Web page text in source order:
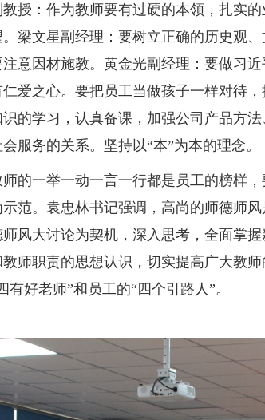
授：作为教师要有过硬的本领，扎实
梁文星副经理：要树立正确的历史观
意因材施教。黄金光副经理：要做习
爱之心。要把员工当做孩子一样对待
的学习，认真备课，加强公司产品方
服务的关系。坚持以“本”为本的理念。
一举一动一言一行都是员工的榜样，
范。袁忠林书记强调，高尚的师德师
风大讨论为契机，深入思考，全面掌
师职责的思想认识，切实提高广大教
有好老师”和员工的“四个引路人”。